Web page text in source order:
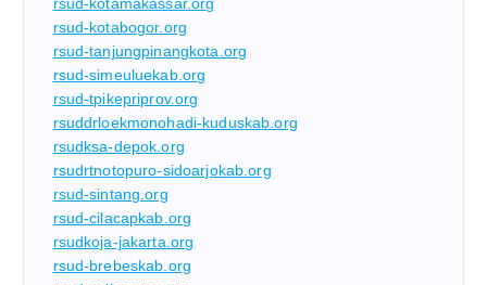
rsud-kotabogor.org
rsud-tanjungpinangkota.org
rsud-simeuluekab.org
rsud-tpikepriprov.org
rsuddrloekmonohadi-kuduskab.org
rsudksa-depok.org
rsudrtnotopuro-sidoarjokab.org
rsud-sintang.org
rsud-cilacapkab.org
rsudkoja-jakarta.org
rsud-brebeskab.org